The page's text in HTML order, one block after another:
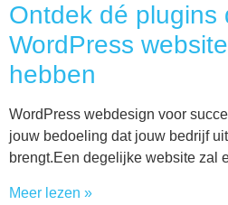
Ontdek dé plugins
WordPress
hebben
WordPress webdesign voor
jouw bedoeling dat jouw bedrijf
brengt.Een degelijke website zal
Meer lezen »